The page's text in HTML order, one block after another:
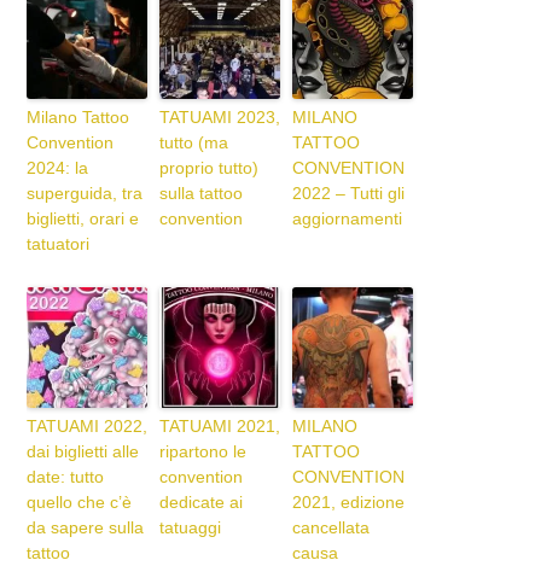
Milano Tattoo
Convention
2024: la
superguida, tra
biglietti, orari e
tatuatori
TATUAMI 2023,
tutto (ma
proprio tutto)
sulla tattoo
convention
MILANO
TATTOO
CONVENTION
2022 – Tutti gli
aggiornamenti
TATUAMI 2022,
dai biglietti alle
date: tutto
quello che c’è
da sapere sulla
tattoo
TATUAMI 2021,
ripartono le
convention
dedicate ai
tatuaggi
MILANO
TATTOO
CONVENTION
2021, edizione
cancellata
causa